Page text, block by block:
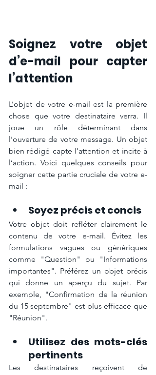
Soignez votre objet
d’e-mail pour capter
l’attention
L’objet de votre e-mail est la première
chose que votre destinataire verra. Il
joue un rôle déterminant dans
l’ouverture de votre message. Un objet
bien rédigé capte l’attention et incite à
l’action. Voici quelques conseils pour
soigner cette partie cruciale de votre e-
mail :
Soyez précis et concis
Votre objet doit refléter clairement le
contenu de votre e-mail. Évitez les
formulations vagues ou génériques
comme "Question" ou "Informations
importantes". Préférez un objet précis
qui donne un aperçu du sujet. Par
exemple, "Confirmation de la réunion
du 15 septembre" est plus efficace que
"Réunion".
Utilisez des mots-clés
pertinents
Les destinataires reçoivent de